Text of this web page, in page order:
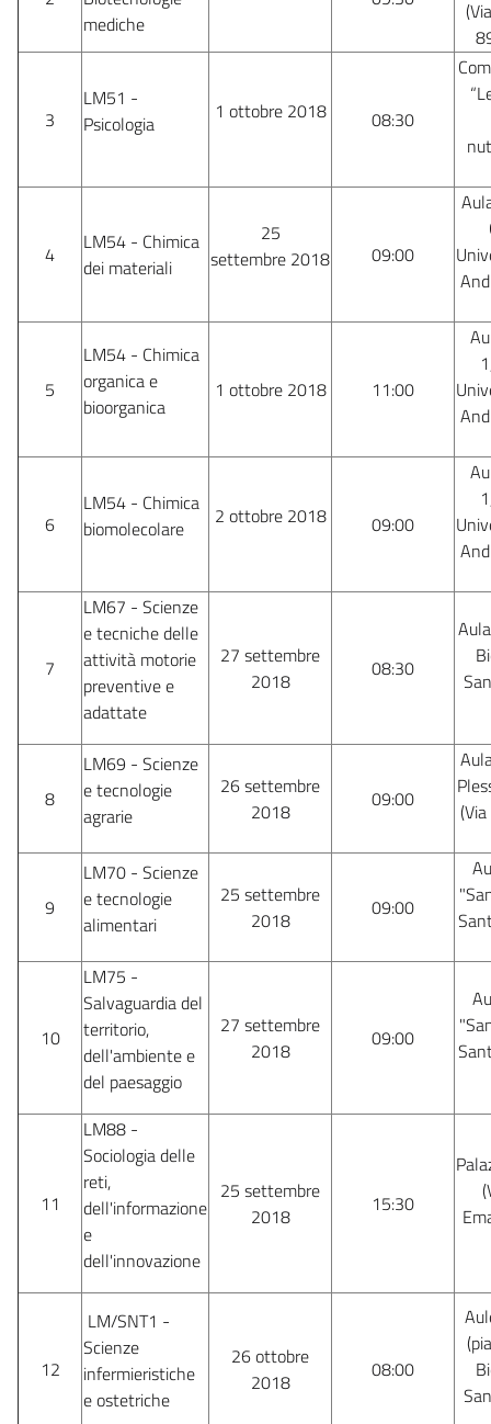
mediche
3
LM51 -
Psicologia
1 ottobre 2018 08:30
4
LM54 - Chimica
dei materiali
25
settembre 2018
09:00
5
LM54 - Chimica
organica e
bioorganica
1 ottobre 2018 11:00
6
LM54 - Chimica
biomolecolare
2 ottobre 2018 09:00
7
LM67 - Scienze
e tecniche delle
attività motorie
preventive e
adattate
27 settembre
2018
08:30
8
LM69 - Scienze
e tecnologie
agrarie
26 settembre
2018
09:00
9
LM70 - Scienze
e tecnologie
alimentari
25 settembre
2018
09:00
10
LM75 -
Salvaguardia del
territorio,
dell'ambiente e
del paesaggio
27 settembre
2018
09:00
11
LM88 -
Sociologia delle
reti,
dell'informazione
e
dell'innovazione
25 settembre
2018
15:30
12
LM/SNT1 -
Scienze
infermieristiche
e ostetriche
26 ottobre
2018
08:00